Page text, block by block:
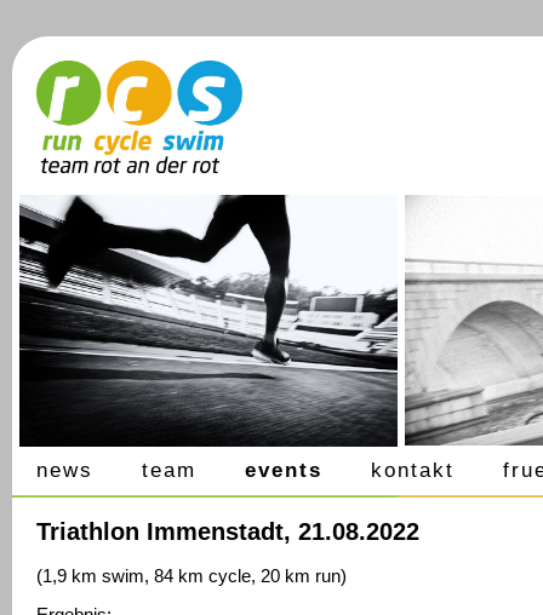
news team events kontakt
Triathlon Immenstadt, 21.08.2022
(1,9 km swim, 84 km cycle, 20 km run)